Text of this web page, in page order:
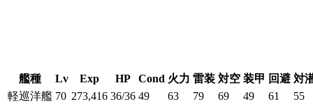
艦種 Lv Exp HP Cond 火力 雷装 対空 装甲 回避 対
軽巡洋艦 70 273,416 36/36 49 63 79 69 49 61 55